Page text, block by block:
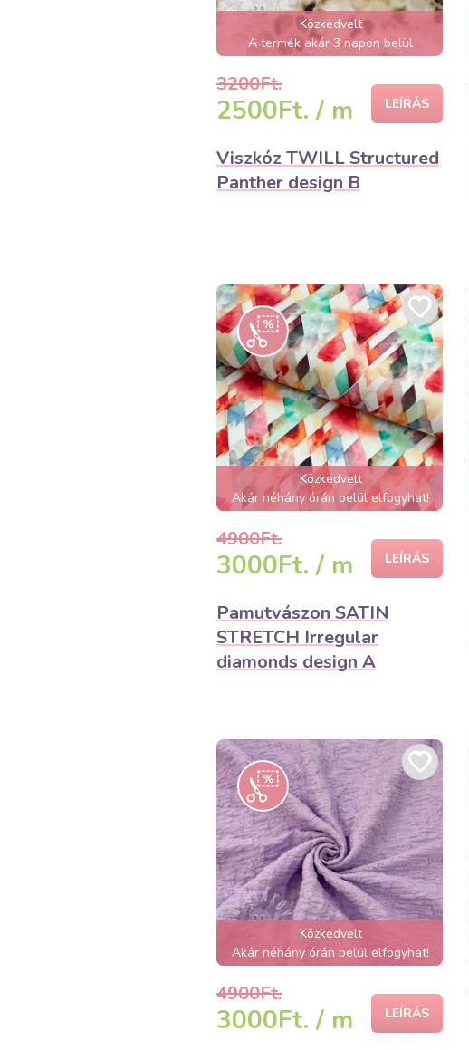
Közkedvelt
A termék akár 3 napon belül
elfogyhat!
3200Ft.
2500Ft. / m LEÍRÁS
Viszkóz TWILL Structured
Panther design B
Közkedvelt
Akár néhány órán belül elfogyhat!
4900Ft.
3000Ft. / m LEÍRÁS
Pamutvászon SATIN
STRETCH Irregular
diamonds design A
Közkedvelt
Akár néhány órán belül elfogyhat!
4900Ft.
3000Ft. / m LEÍRÁS